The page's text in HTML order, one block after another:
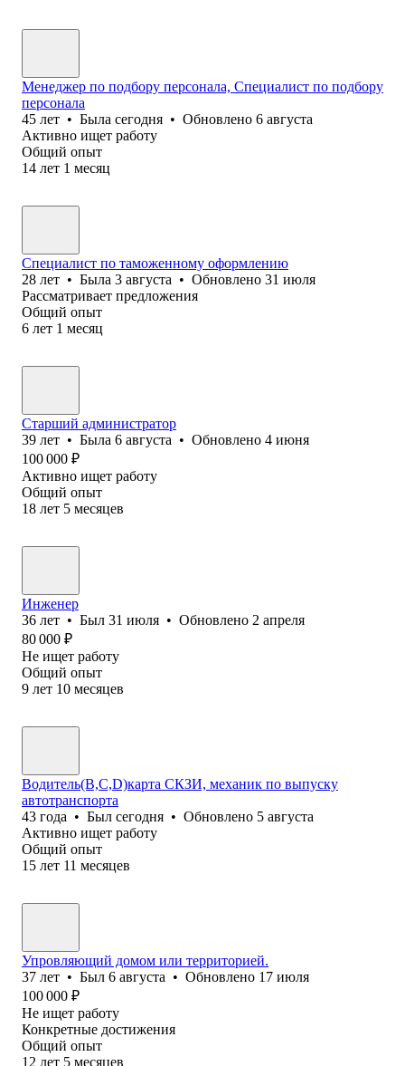
Менеджер по подбору персонала, Специалист по подбору
персонала
45 лет • Была сегодня • Обновлено 6 августа
Активно ищет работу
Общий опыт
14 лет 1 месяц
Специалист по таможенному оформлению
28 лет • Была 3 августа • Обновлено 31 июля
Рассматривает предложения
Общий опыт
6 лет 1 месяц
Старший администратор
39 лет • Была 6 августа • Обновлено 4 июня
100 000 ₽
Активно ищет работу
Общий опыт
18 лет 5 месяцев
Инженер
36 лет • Был 31 июля • Обновлено 2 апреля
80 000 ₽
Не ищет работу
Общий опыт
9 лет 10 месяцев
Водитель(B,C,D)карта СКЗИ, механик по выпуску
автотранспорта
43 года • Был сегодня • Обновлено 5 августа
Активно ищет работу
Общий опыт
15 лет 11 месяцев
Упровляющий домом или территорией.
37 лет • Был 6 августа • Обновлено 17 июля
100 000 ₽
Не ищет работу
Конкретные достижения
Общий опыт
12 лет 5 месяцев